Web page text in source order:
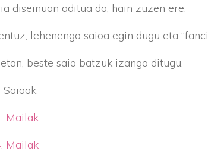
diseinuan aditua da, hain zuzen ere.
lehenengo saioa egin dugu eta
beste saio batzuk izango ditugu.
Saioak
Mailak
Mailak